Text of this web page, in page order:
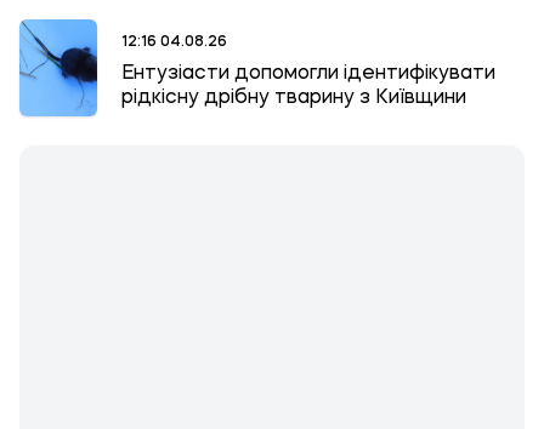
12:16 04.08.26
Ентузіасти допомогли ідентифікувати
рідкісну дрібну тварину з Київщини